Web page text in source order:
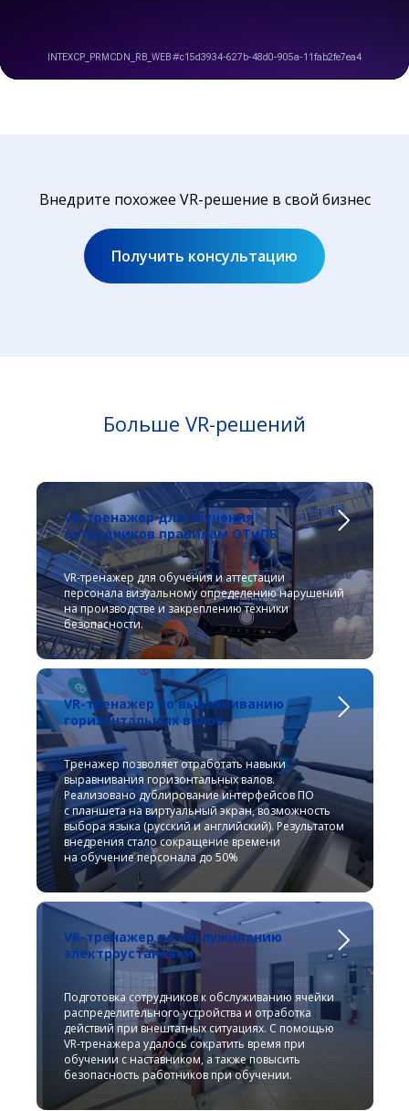
Внедрите похожее VR-решение в свой бизнес
Получить консультацию
Больше VR-решений
VR-тренажер для обучения
сотрудников правилам ОТиПБ
VR-тренажер для обучения и аттестации
персонала визуальному определению нарушений
на производстве и закреплению техники
безопасности.
VR-тренажер по выравниванию
горизонтальных валов
Тренажер позволяет отработать навыки
выравнивания горизонтальных валов.
Реализовано дублирование интерфейсов ПО
с планшета на виртуальный экран, возможность
выбора языка (русский и английский). Результатом
внедрения стало сокращение времени
на обучение персонала до 50%
VR-тренажер по обслуживанию
электроустановки
Подготовка сотрудников к обслуживанию ячейки
распределительного устройства и отработка
действий при внештатных ситуациях. С помощью
VR-тренажера удалось сократить время при
обучении с наставником, а также повысить
безопасность работников при обучении.